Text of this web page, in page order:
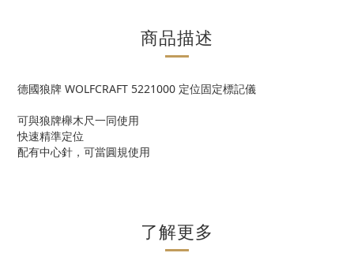
商品描述
德國狼牌 WOLFCRAFT 5221000 定位固定標記儀
可與狼牌櫸木尺一同使用
快速精準定位
配有中心針，可當圓規使用
了解更多